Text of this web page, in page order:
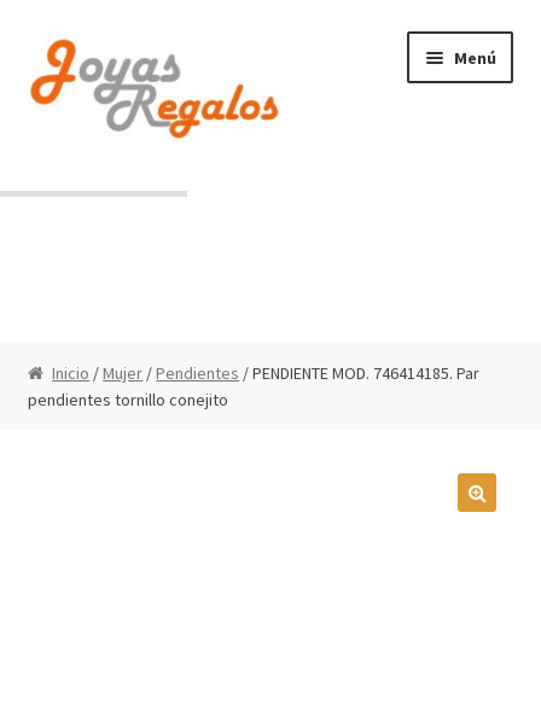
a
la
navegación
al
contenido
Menú
Inicio /Mujer /Pendientes / PENDIENTE MOD. 746414185. Par
pendientes tornillo conejito